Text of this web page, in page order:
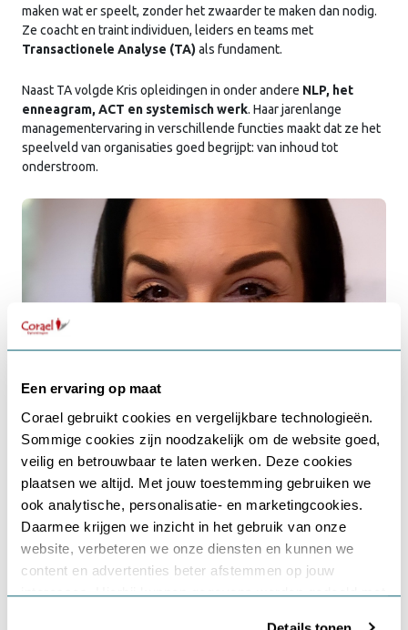
Een ervaring op maat
Corael gebruikt cookies en vergelijkbare technologieën.
Sommige cookies zijn noodzakelijk om de website goed,
veilig en betrouwbaar te laten werken. Deze cookies
plaatsen we altijd. Met jouw toestemming gebruiken we
ook analytische, personalisatie- en marketingcookies.
Daarmee krijgen we inzicht in het gebruik van onze
website, verbeteren we onze diensten en kunnen we
content en advertenties beter afstemmen op jouw
interesses. Hierbij kunnen gegevens worden gedeeld met
maken wat er speelt, zonder het zwaarder te maken dan nodig.
Ze coacht en traint individuen, leiders en teams met
Transactionele Analyse (TA) als fundament.
Naast TA volgde Kris opleidingen in onder andere NLP, het
enneagram, ACT en systemisch werk. Haar jarenlange
managementervaring in verschillende functies maakt dat ze het
speelveld van organisaties goed begrijpt: van inhoud tot
onderstroom.
Opleidingen/trainingen gegeven
door deze trainer:
Wachtwoord*